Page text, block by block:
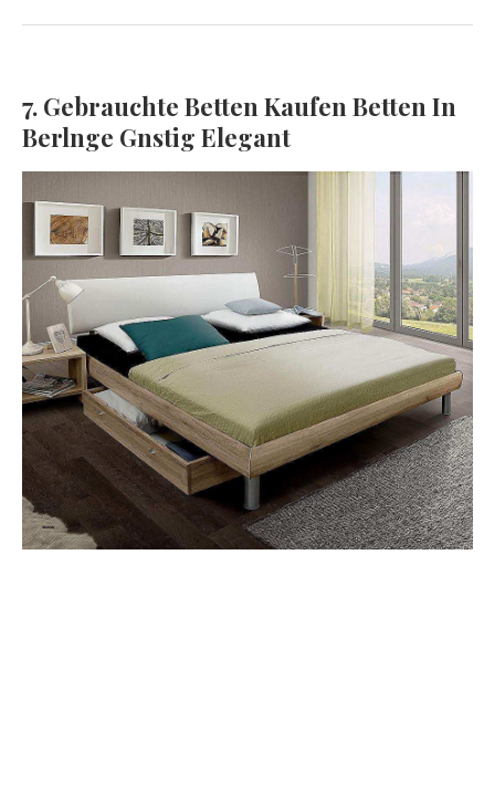
7. Gebrauchte Betten Kaufen Betten In
Berlnge Gnstig Elegant